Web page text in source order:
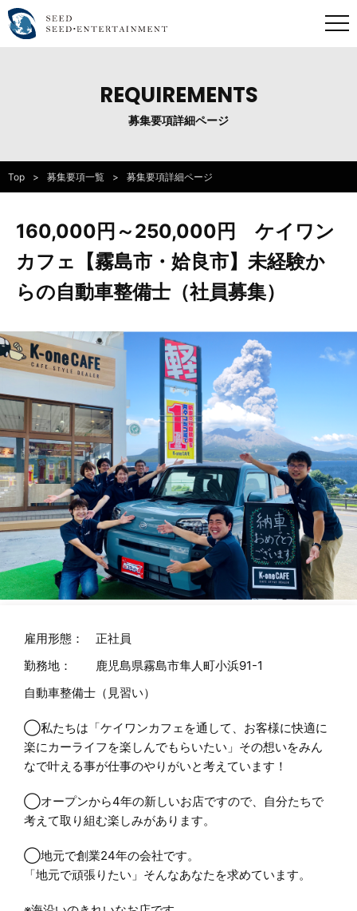
REQUIREMENTS
募集要項詳細ページ
Top 募集要項一覧 募集要項詳細ページ
160,000円～250,000円 ケイワン
カフェ【霧島市・姶良市】未経験か
らの自動車整備士（社員募集）
雇用形態：
正社員
勤務地：
鹿児島県霧島市隼人町小浜91-1
自動車整備士（見習い）
◯私たちは「ケイワンカフェを通して、お客様に快適に
楽にカーライフを楽しんでもらいたい」その想いをみん
なで叶える事が仕事のやりがいと考えています！
◯オープンから4年の新しいお店ですので、自分たちで
考えて取り組む楽しみがあります。
◯地元で創業24年の会社です。
「地元で頑張りたい」そんなあなたを求めています。